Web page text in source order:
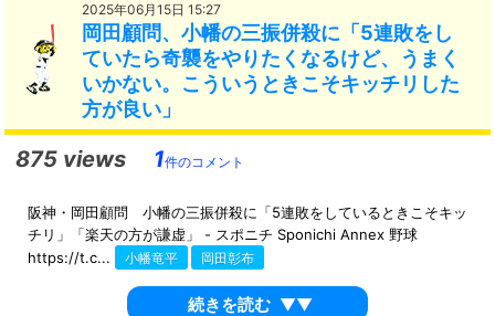
2025年06月15日 15:27
岡田顧問、小幡の三振併殺に「5連敗をし
ていたら奇襲をやりたくなるけど、うまく
いかない。こういうときこそキッチリした
方が良い」
875 views 1件のコメント
阪神・岡田顧問 小幡の三振併殺に「5連敗をしているときこそキッ
チリ」「楽天の方が謙虚」 - スポニチ Sponichi Annex 野球
https://t.c...
小幡竜平 岡田彰布
続きを読む ▼▼